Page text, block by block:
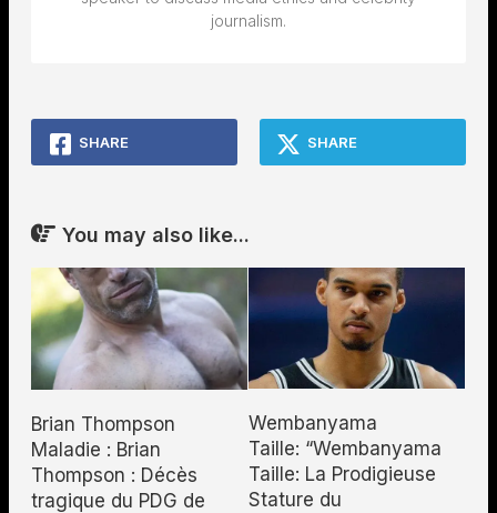
journalism.
SHARE SHARE
You may also like...
Brian Thompson
Maladie : Brian
Thompson : Décès
tragique du PDG de
Wembanyama
Taille: “Wembanyama
Taille: La Prodigieuse
Stature du